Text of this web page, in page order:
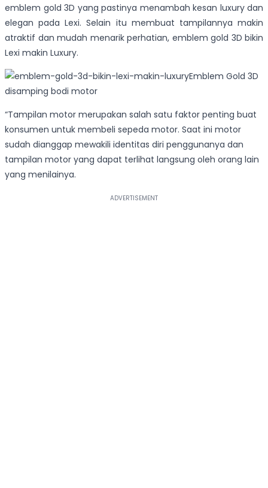
emblem gold 3D yang pastinya menambah kesan luxury dan
elegan pada Lexi. Selain itu membuat tampilannya makin
atraktif dan mudah menarik perhatian, emblem gold 3D bikin
Lexi makin Luxury.
Emblem Gold 3D
disamping bodi motor
“Tampilan motor merupakan salah satu faktor penting buat
konsumen untuk membeli sepeda motor. Saat ini motor
sudah dianggap mewakili identitas diri penggunanya dan
tampilan motor yang dapat terlihat langsung oleh orang lain
yang menilainya.